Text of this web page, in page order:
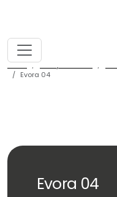
home fronty meblowe
Evora 04
Evora 04